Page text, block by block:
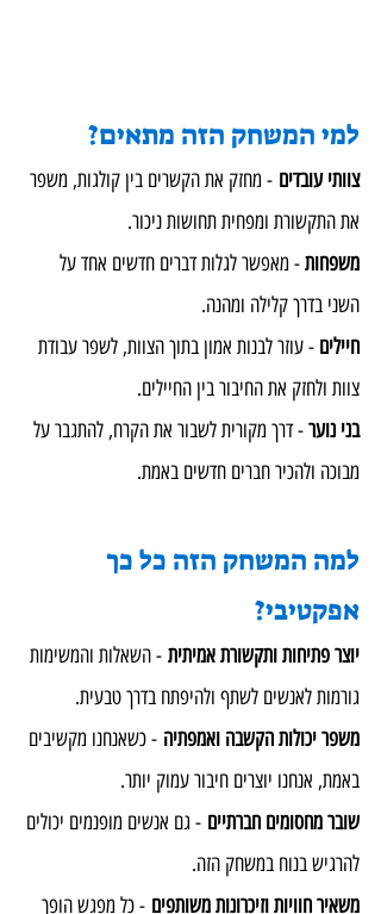
למי המשחק הזה מתאים?
צוותי עובדים - מחזק את הקשרים בין קולגות, משפר
את התקשורת ומפחית תחושות ניכור.
משפחות - מאפשר לגלות דברים חדשים אחד על
השני בדרך קלילה ומהנה.
חיילים - עוזר לבנות אמון בתוך הצוות, לשפר עבודת
צוות ולחזק את החיבור בין החיילים.
בני נוער - דרך מקורית לשבור את הקרח, להתגבר על
מבוכה ולהכיר חברים חדשים באמת.
למה המשחק הזה כל כך
אפקטיבי?
יוצר פתיחות ותקשורת אמיתית - השאלות והמשימות
גורמות לאנשים לשתף ולהיפתח בדרך טבעית.
משפר יכולות הקשבה ואמפתיה - כשאנחנו מקשיבים
באמת, אנחנו יוצרים חיבור עמוק יותר.
שובר מחסומים חברתיים - גם אנשים מופנמים יכולים
להרגיש בנוח במשחק הזה.
משאיר חוויות וזיכרונות משותפים - כל מפגש הופך